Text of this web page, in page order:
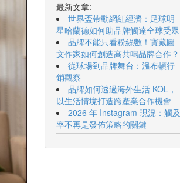
最新文章:
世界盃帶動網紅經濟：足球明
星哈蘭德如何助品牌觸達全球受眾
品牌不能只看粉絲數！寶藏圖
文作家如何創造高共鳴品牌合作？
從球場到品牌舞台：溫布頓行
銷觀察
品牌如何透過海外生活 KOL，
以生活情境打造跨產業合作機會
2026 年 Instagram 現況：觸及
率不再是發佈策略的關鍵